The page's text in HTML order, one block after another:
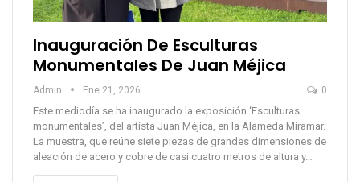
Inauguración De Esculturas
Monumentales De Juan Méjica
Admin Ene 21, 2026 0
Este mediodía se ha inaugurado la exposición ‘Esculturas
monumentales’, del artista Juan Méjica, en la Alameda Miramar.
La muestra, que reúne siete piezas de grandes dimensiones de
aleación de acero y cobre de casi cuatro metros de altura y…